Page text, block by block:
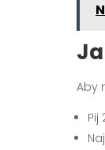
Aby
Pij